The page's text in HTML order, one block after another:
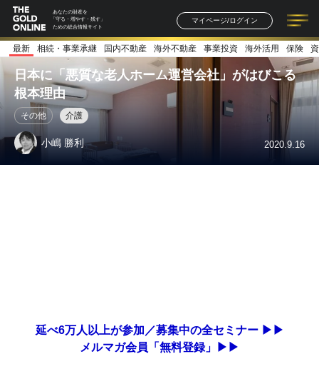
あなたの財産を
「守る・増やす・残す」
ための総合情報サイト
マイページ/ログイン
記事一覧 連載一覧
著者一覧 書籍一覧
最新 相続・事業承継 国内不動産 海外不動産 事業投資 海外活用 保険
日本に「悪質な老人ホーム運営会社」がはびこる
根本理由
その他 介護
小嶋 勝利 2020.9.16
延べ6万人以上が参加／募集中の全セミナー ▶▶
メルマガ会員「無料登録」▶▶